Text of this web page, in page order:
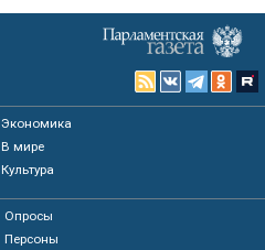
Экономика
В мире
Культура
Опросы
Персоны